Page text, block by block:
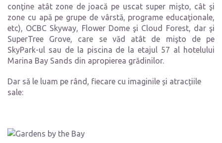
conţine atât zone de joacă pe uscat super mişto, cât şi
zone cu apă pe grupe de vârstă, programe educaţionale,
etc), OCBC Skyway, Flower Dome şi Cloud Forest, dar şi
SuperTree Grove, care se văd atât de mişto de pe
SkyPark-ul sau de la piscina de la etajul 57 al hotelului
Marina Bay Sands din apropierea grădinilor.
Dar să le luam pe rând, fiecare cu imaginile și atracțiile
sale: